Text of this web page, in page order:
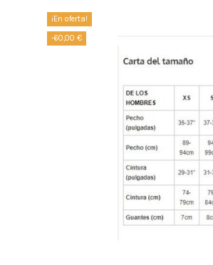
¡En oferta!
-60,00 €